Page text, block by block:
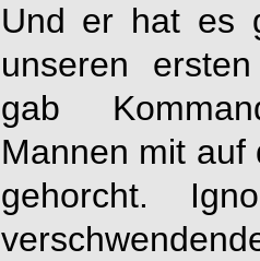
Und er hat es
unseren
gab
Mannen mit auf
gehorcht.